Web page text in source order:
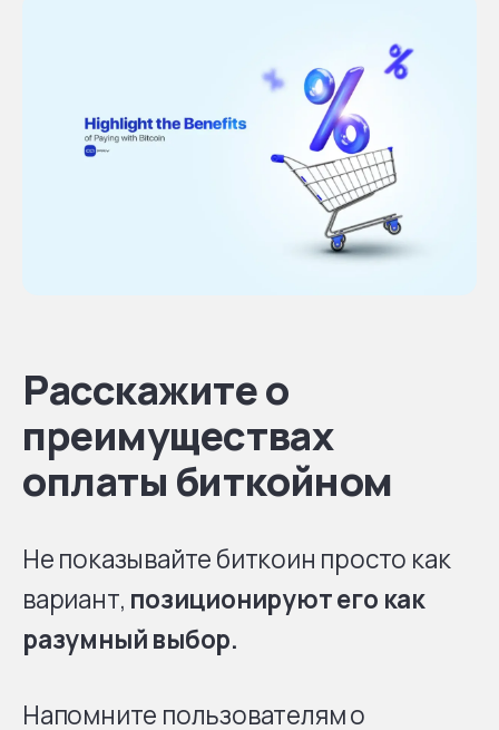
Расскажите о
преимуществах
оплаты биткойном
Не показывайте биткоин просто как
вариант, позиционируют его как
разумный выбор.
Напомните пользователям о